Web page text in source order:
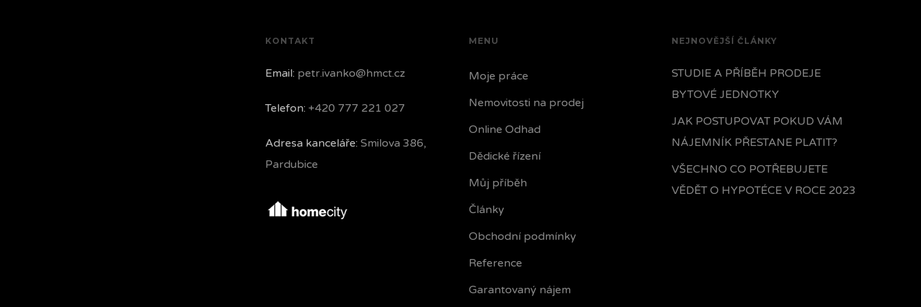
KONTAKT
Email: petr.ivanko@hmct.cz
Telefon: +420 777 221 027
Adresa kanceláře: Smilova 386,
Pardubice
MENU
Moje práce
Nemovitosti na prodej
Online Odhad
Dědické řízení
Můj příběh
Články
Obchodní podmínky
Reference
Garantovaný nájem
NEJNOVĚJŠÍ ČLÁNKY
STUDIE A PŘÍBĚH PRODEJE
BYTOVÉ JEDNOTKY
JAK POSTUPOVAT POKUD VÁM
NÁJEMNÍK PŘESTANE PLATIT?
VŠECHNO CO POTŘEBUJETE
VĚDĚT O HYPOTÉCE V ROCE 2023